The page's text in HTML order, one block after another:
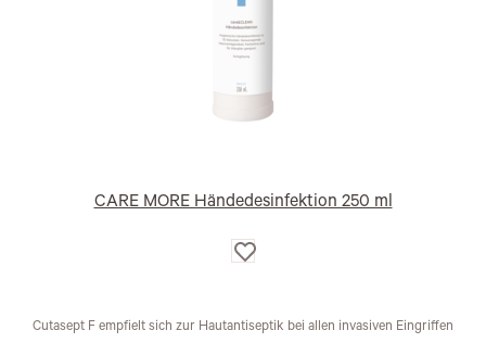
CARE MORE Händedesinfektion 250 ml
Auf
die
Cutasept F empfielt sich zur Hautantiseptik bei allen invasiven Eingriffen